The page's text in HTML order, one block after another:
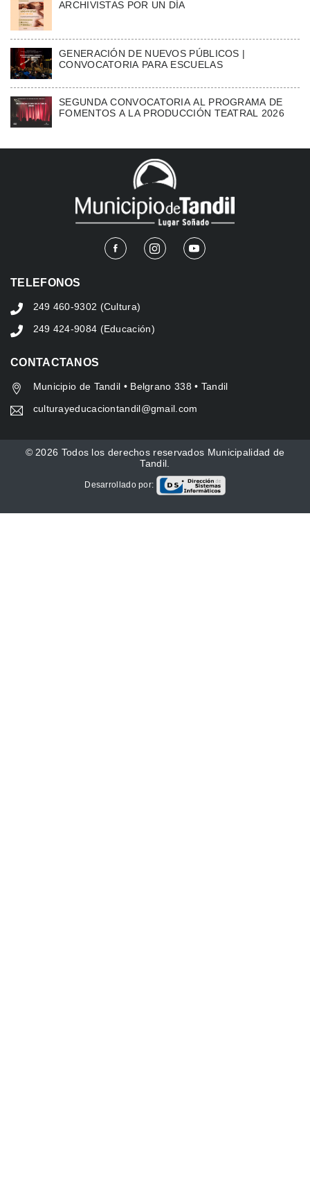
ARCHIVISTAS POR UN DÍA
GENERACIÓN DE NUEVOS PÚBLICOS |
CONVOCATORIA PARA ESCUELAS
SEGUNDA CONVOCATORIA AL PROGRAMA DE
FOMENTOS A LA PRODUCCIÓN TEATRAL 2026
TELEFONOS
249 460-9302 (Cultura)
249 424-9084 (Educación)
CONTACTANOS
Municipio de Tandil • Belgrano 338 • Tandil
culturayeducaciontandil@gmail.com
© 2026 Todos los derechos reservados Municipalidad de
Tandil.
Desarrollado por: